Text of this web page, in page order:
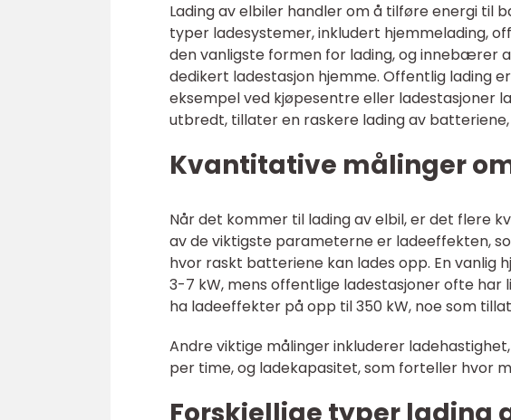
Lading av elbiler handler om å tilføre energi til
typer ladesystemer, inkludert hjemmelading,
den vanligste formen for lading, og innebærer
dedikert ladestasjon hjemme. Offentlig lading
eksempel ved kjøpesentre eller ladestasjoner
utbredt, tillater en raskere lading av
Kvantitative målinger
Når det kommer til lading av elbil, er det flere
av de viktigste parameterne er ladeeffekten,
hvor raskt batteriene kan lades opp. En vanlig
3-7 kW, mens offentlige ladestasjoner ofte
ha ladeeffekter på opp til 350 kW, noe som
Andre viktige målinger inkluderer
per time, og ladekapasitet, som forteller hvor